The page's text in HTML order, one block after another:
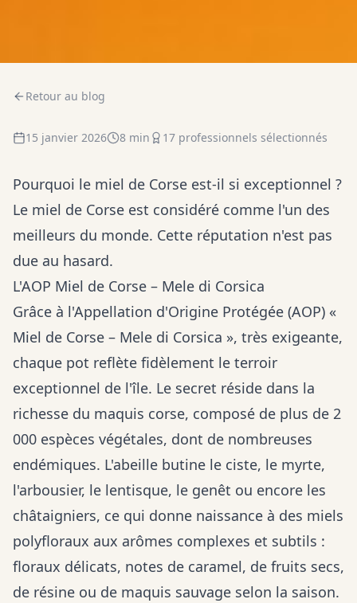
Retour au blog
15 janvier 2026 8 min 17 professionnels sélectionnés
Pourquoi le miel de Corse est-il si exceptionnel ?
Le miel de Corse est considéré comme l'un des
meilleurs du monde. Cette réputation n'est pas
due au hasard.
L'AOP Miel de Corse – Mele di Corsica
Grâce à l'Appellation d'Origine Protégée (AOP) «
Miel de Corse – Mele di Corsica », très exigeante,
chaque pot reflète fidèlement le terroir
exceptionnel de l'île. Le secret réside dans la
richesse du maquis corse, composé de plus de 2
000 espèces végétales, dont de nombreuses
endémiques. L'abeille butine le ciste, le myrte,
l'arbousier, le lentisque, le genêt ou encore les
châtaigniers, ce qui donne naissance à des miels
polyfloraux aux arômes complexes et subtils :
floraux délicats, notes de caramel, de fruits secs,
de résine ou de maquis sauvage selon la saison.